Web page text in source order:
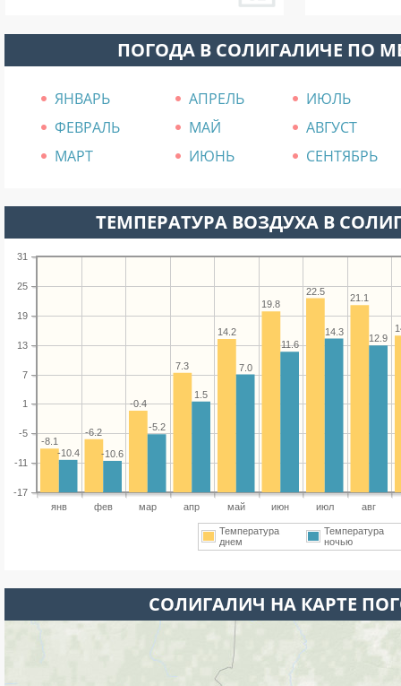
ПОГОДА В СОЛИГАЛИЧЕ ПО
ЯНВАРЬ АПРЕЛЬ
ИЮЛЬ
ФЕВРАЛЬ
МАЙ
АВГУСТ
МАРТ
ИЮНЬ СЕНТЯБРЬ
ТЕМПЕРАТУРА ВОЗДУХА В
янв фев мар апр май июн июл авг
-17
-11
-5
1
7
13
19
25
31
21.1
22.5
19.8
14.2
7.3
-0.4
-6.2
-8.1
12.9
14.3
11.6
7.0
1.5
-5.2
-10.6
-10.4
Температура
днем
Температура
ночью
СОЛИГАЛИЧ НА КАРТЕ